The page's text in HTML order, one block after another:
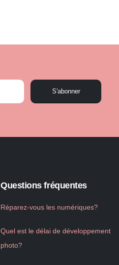
S'abonner
Questions fréquentes
Réparez-vous les numériques?
Quel est le délai de développement
photo?